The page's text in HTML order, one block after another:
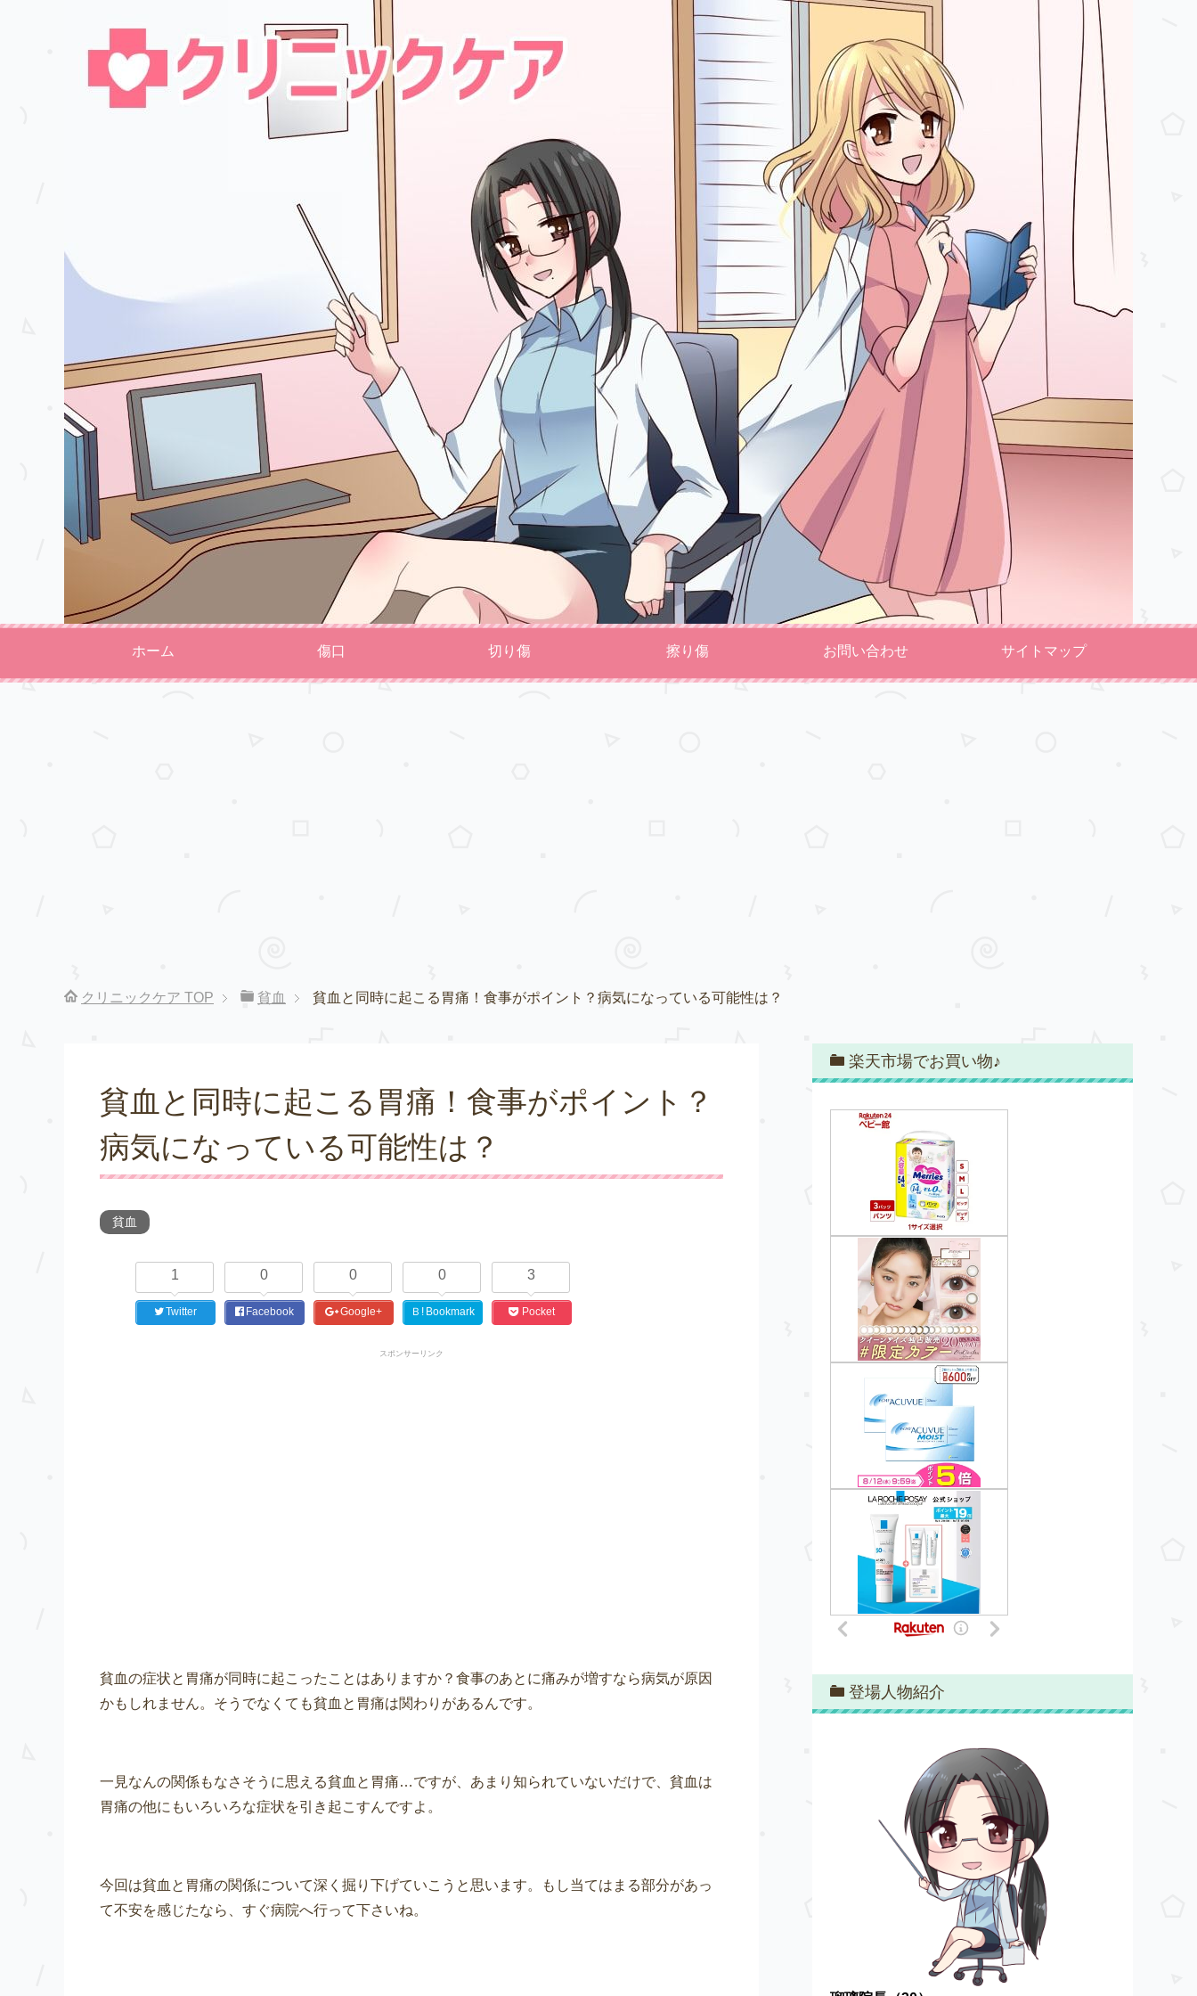
ホーム 傷口 切り傷 擦り傷 お問い合わせ サイトマップ
クリニックケア TOP 貧血 貧血と同時に起こる胃痛！食事がポイント？病気になっている可能性は？
貧血と同時に起こる胃痛！食事がポイント？
病気になっている可能性は？
貧血
1
Twitter
0
Facebook
0
Google+
0
Ｂ! Bookmark
3
Pocket
スポンサーリンク
貧血の症状と胃痛が同時に起こったことはありますか？食事のあとに痛みが増すなら病気が原因
かもしれません。そうでなくても貧血と胃痛は関わりがあるんです。
一見なんの関係もなさそうに思える貧血と胃痛…ですが、あまり知られていないだけで、貧血は
胃痛の他にもいろいろな症状を引き起こすんですよ。
今回は貧血と胃痛の関係について深く掘り下げていこうと思います。もし当てはまる部分があっ
て不安を感じたなら、すぐ病院へ行って下さいね。
楽天市場でお買い物♪
登場人物紹介